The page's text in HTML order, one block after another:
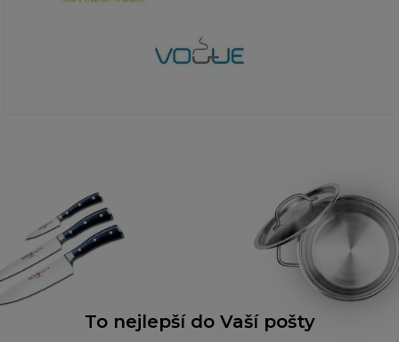
To nejlepší do Vaší pošty